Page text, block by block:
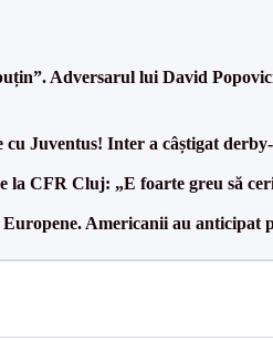
Adversarul lui David
cu Juventus! Inter a câștigat
la CFR Cluj: „E foarte greu să
Americanii au anticipat